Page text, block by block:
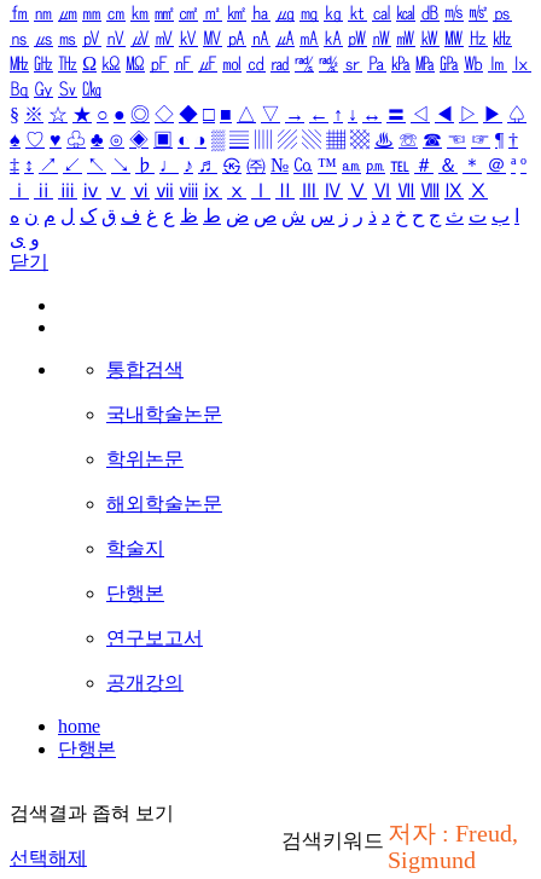
㎙ ㎚ ㎛ ㎜ ㎝ ㎞ ㎟ ㎠ ㎡ ㎢ ㏊ ㎍ ㎎ ㎏ ㏏ ㎈ ㎉ ㏈ ㎧ ㎨ ㎰
㎱ ㎲ ㎳ ㎴ ㎵ ㎶ ㎷ ㎸ ㎹ ㎀ ㎁ ㎂ ㎃ ㎄ ㎺ ㎻ ㎽ ㎾ ㎿ ㎐ ㎑
㎒ ㎓ ㎔ Ω ㏀ ㏁ ㎊ ㎋ ㎌ ㏖ ㏅ ㎭ ㎮ ㎯ ㏛ ㎩ ㎪ ㎫ ㎬ ㏝ ㏐
㏓
㏃ ㏉ ㏜ ㏆
§ ※ ☆ ★ ○ ● ◎ ◇ ◆ □ ■ △ ▽ → ← ↑ ↓ ↔ 〓 ◁ ◀ ▷ ▶ ♤
♠ ♡ ♥ ♧ ♣ ⊙ ◈ ▣ ◐ ◑ ▒ ▤ ▨ ▧ ▦ ▩ ♨ ☏ ☎ ☜ ☞ ¶ †
‡ ↕ ↗ ↙ ↖ ↘ ♭ ♩ ♪ ♬ ㉿ ㈜ № ㏇ ™ ㏂ ㏘ ℡ ＃ ＆ ＊ ＠ ª º
ⅰ
ⅱ ⅲ ⅳ ⅴ ⅵ ⅶ ⅷ ⅸ ⅹ Ⅳ Ⅴ Ⅵ Ⅶ Ⅷ Ⅸ Ⅹ
ب ت ث ج ح خ د ذ ر ز س ش ص ض ط ظ ع غ ف ق ک ل م ن ه
و ی
닫기
통합검색
국내학술논문
학위논문
해외학술논문
학술지
단행본
연구보고서
공개강의
home
단행본
검색결과 좁혀 보기
선택해제
검색키워드 저자 : Freud,
Sigmund